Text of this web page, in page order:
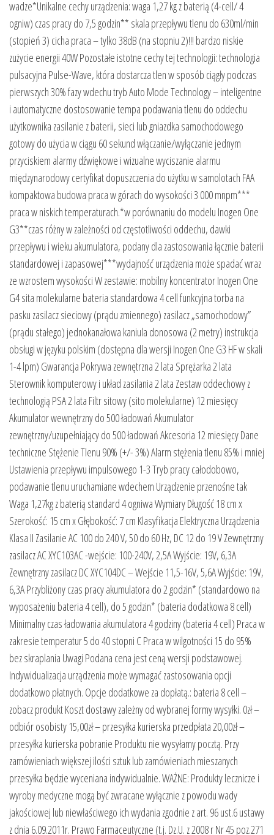
wadze*Unikalne cechy urządzenia: waga 1,27 kg z baterią (4-cell/ 4
ogniw) czas pracy do 7,5 godzin** skala przepływu tlenu do 630ml/min
(stopień 3) cicha praca – tylko 38dB (na stopniu 2)!!! bardzo niskie
zużycie energii 40W Pozostałe istotne cechy tej technologii: technologia
pulsacyjna Pulse-Wave, która dostarcza tlen w sposób ciągły podczas
pierwszych 30% fazy wdechu tryb Auto Mode Technology – inteligentne
i automatyczne dostosowanie tempa podawania tlenu do oddechu
użytkownika zasilanie z baterii, sieci lub gniazdka samochodowego
gotowy do użycia w ciągu 60 sekund włączanie/wyłączanie jednym
przyciskiem alarmy dźwiękowe i wizualne wyciszanie alarmu
międzynarodowy certyfikat dopuszczenia do użytku w samolotach FAA
kompaktowa budowa praca w górach do wysokości 3 000 mnpm***
praca w niskich temperaturach.*w porównaniu do modelu Inogen One
G3**czas różny w zależności od częstotliwości oddechu, dawki
przepływu i wieku akumulatora, podany dla zastosowania łącznie baterii
standardowej i zapasowej***wydajność urządzenia może spadać wraz
ze wzrostem wysokości W zestawie: mobilny koncentrator Inogen One
G4 sita molekularne bateria standardowa 4 cell funkcyjna torba na
pasku zasilacz sieciowy (prądu zmiennego) zasilacz „samochodowy”
(prądu stałego) jednokanałowa kaniula donosowa (2 metry) instrukcja
obsługi w języku polskim (dostępna dla wersji Inogen One G3 HF w skali
1-4 lpm) Gwarancja Pokrywa zewnętrzna 2 lata Sprężarka 2 lata
Sterownik komputerowy i układ zasilania 2 lata Zestaw oddechowy z
technologią PSA 2 lata Filtr sitowy (sito molekularne) 12 miesięcy
Akumulator wewnętrzny do 500 ładowań Akumulator
zewnętrzny/uzupełniający do 500 ładowań Akcesoria 12 miesięcy Dane
techniczne Stężenie Tlenu 90% (+/- 3%) Alarm stężenia tlenu 85% i mniej
Ustawienia przepływu impulsowego 1-3 Tryb pracy całodobowo,
podawanie tlenu uruchamiane wdechem Urządzenie przenośne tak
Waga 1,27kg z baterią standard 4 ogniwa Wymiary Długość 18 cm x
Szerokość: 15 cm x Głębokość: 7 cm Klasyfikacja Elektryczna Urządzenia
Klasa II Zasilanie AC 100 do 240 V, 50 do 60 Hz, DC 12 do 19 V Zewnętrzny
zasilacz AC XYC103AC -wejście: 100-240V, 2,5A Wyjście: 19V, 6,3A
Zewnętrzny zasilacz DC XYC104DC – Wejście 11,5-16V, 5,6A Wyjście: 19V,
6,3A Przybliżony czas pracy akumulatora do 2 godzin* (standardowo na
wyposażeniu bateria 4 cell), do 5 godzin* (bateria dodatkowa 8 cell)
Minimalny czas ładowania akumulatora 4 godziny (bateria 4 cell) Praca w
zakresie temperatur 5 do 40 stopni C Praca w wilgotności 15 do 95%
bez skraplania Uwagi Podana cena jest ceną wersji podstawowej.
Indywidualizacja urządzenia może wymagać zastosowania opcji
dodatkowo płatnych. Opcje dodatkowe za dopłatą.: bateria 8 cell –
zobacz produkt Koszt dostawy zależny od wybranej formy wysyłki. 0zł –
odbiór osobisty 15,00zł – przesyłka kurierska przedpłata 20,00zł –
przesyłka kurierska pobranie Produktu nie wysyłamy pocztą. Przy
zamówieniach większej ilości sztuk lub zamówieniach mieszanych
przesyłka będzie wyceniana indywidualnie. WAŻNE: Produkty lecznicze i
wyroby medyczne mogą być zwracane wyłącznie z powodu wady
jakościowej lub niewłaściwego ich wydania zgodnie z art. 96 ust.6 ustawy
z dnia 6.09.2011r. Prawo Farmaceutyczne (t.j. Dz.U. z 2008 r Nr 45 poz.271